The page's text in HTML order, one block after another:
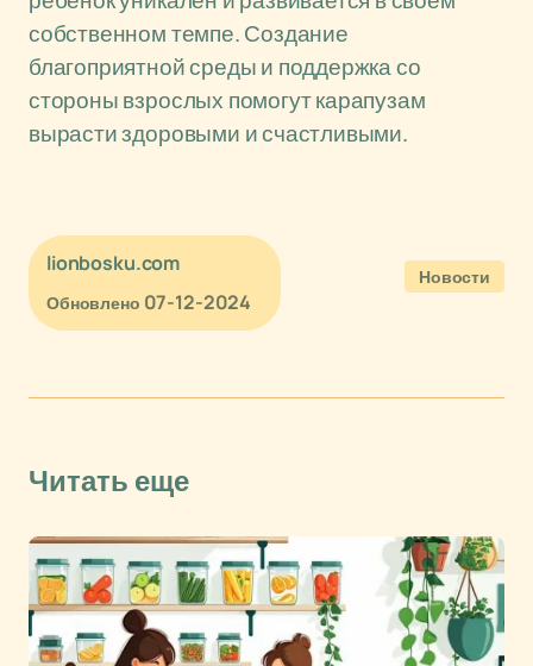
собственном темпе. Создание
благоприятной среды и поддержка со
стороны взрослых помогут карапузам
вырасти здоровыми и счастливыми.
lionbosku.com
Обновлено 07-12-2024
Новости
Читать еще